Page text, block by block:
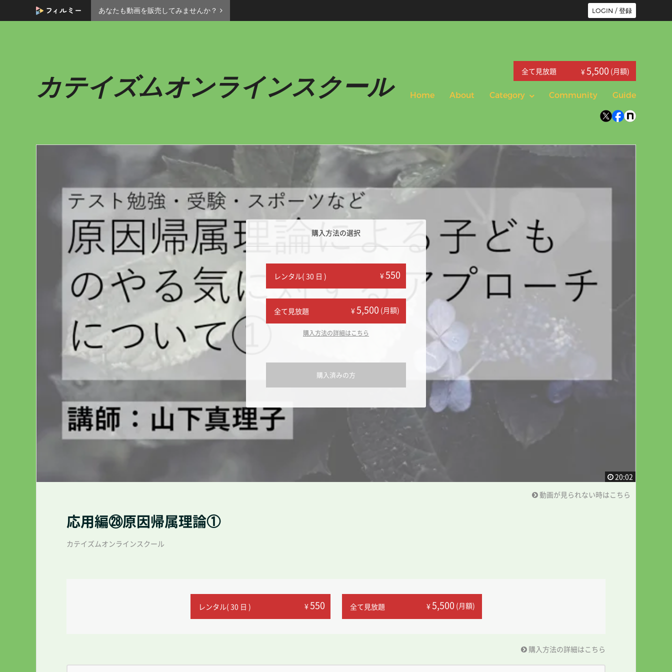
あなたも動画を販売してみませんか？ LOGIN / 登録
カテイズムオンラインスクール 全て見放題 ¥5,500 (月額)
Home About Category Community Guide
購入方法の選択
レンタル( 30 日 ) ¥550
全て見放題 ¥5,500 (月額)
購入方法の詳細はこちら
購入済みの方
20:02
動画が見られない時はこちら
応用編㉘原因帰属理論①
カテイズムオンラインスクール
レンタル( 30 日 ) ¥550 全て見放題 ¥5,500 (月額)
購入方法の詳細はこちら